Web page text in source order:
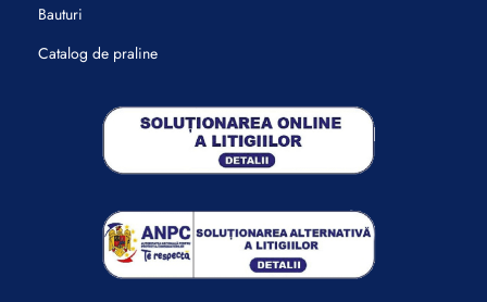
Bauturi
Catalog de praline